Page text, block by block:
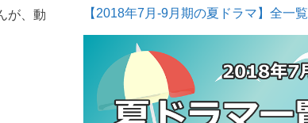
が、動
【2018年7月-9月期の夏ドラマ】全一覧